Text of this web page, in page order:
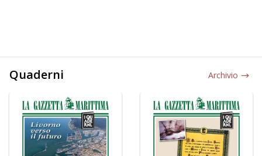
Quaderni Archivio